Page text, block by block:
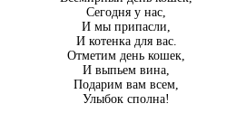
Сегодня у нас,
И мы припасли,
И котенка для вас.
Отметим день кошек,
И выпьем вина,
Подарим вам всем,
Улыбок сполна!